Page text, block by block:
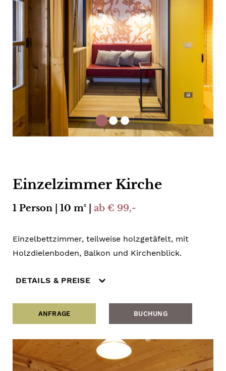
Einzelzimmer Kirche
1 Person | 10 m² | ab € 99,-
Einzelbettzimmer, teilweise holzgetäfelt, mit
Holzdielenboden, Balkon und Kirchenblick.
DETAILS & PREISE
ANFRAGE BUCHUNG